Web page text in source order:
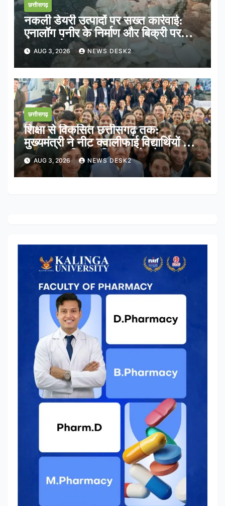
छत्तीसगढ़
नकली डेयरी उत्पादों पर सख्त कार्रवाई:
एनालॉग पनीर के निर्माण और बिक्री पर
तत्काल रोक
AUG 3, 2026 NEWS DESK2
छत्तीसगढ़
शिक्षा से विकसित छत्तीसगढ़ तक:
मुख्यमंत्री ने नीट क्वालीफाई विद्यार्थियों के
साथ साझा किया भविष्य का रोडमैप
AUG 3, 2026 NEWS DESK2